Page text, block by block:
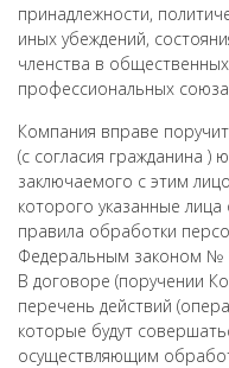
принадлежности,
иных убеждений,
членства в
профессиональных
Компания вправе
(с согласия гражданина )
заключаемого с этим
которого указанные
правила обработки
Федеральным законом №
В договоре (поручении
перечень действий
которые будут
осуществляющим